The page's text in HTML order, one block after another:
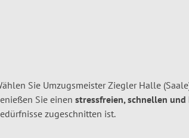
Sie Umzugsmeister Ziegler Halle
Sie einen stressfreien, schnellen
zugeschnitten ist.